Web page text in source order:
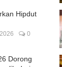
Hipdut
0
Dorong